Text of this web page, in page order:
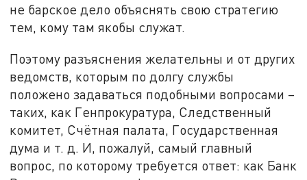
не барское дело объяснять свою стратегию
тем, кому там якобы служат.
Поэтому разъяснения желательны и от других
ведомств, которым по долгу службы
положено задаваться подобными вопросами –
таких, как Генпрокуратура, Следственный
комитет, Счётная палата, Государственная
дума и т. д. И, пожалуй, самый главный
вопрос, по которому требуется ответ: как Банк